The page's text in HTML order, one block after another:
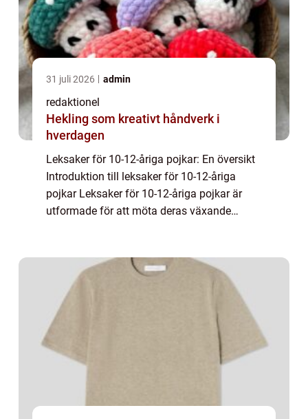
31 juli 2026 admin
redaktionel
Hekling som kreativt håndverk i
hverdagen
Leksaker för 10-12-åriga pojkar: En översikt
Introduktion till leksaker för 10-12-åriga
pojkar Leksaker för 10-12-åriga pojkar är
utformade för att möta deras växande